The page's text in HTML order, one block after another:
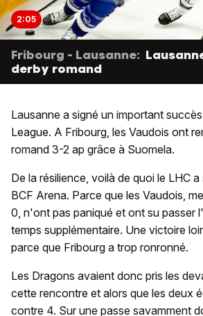
2:05
Fribourg - Lausanne:
derby romand
Lausanne a signé un important
League. A Fribourg, les Vaudois ont
romand 3-2 ap grâce à Suomela.
De la résilience, voilà de quoi le LHC
BCF Arena. Parce que les Vaudois,
0, n'ont pas paniqué et ont su passer
temps supplémentaire. Une victoire
parce que Fribourg a trop ronronné.
Les Dragons avaient donc pris les
cette rencontre et alors que les deux
contre 4. Sur une passe savamment